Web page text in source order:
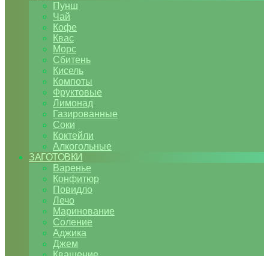
Пунш
Чай
Кофе
Квас
Морс
Сбитень
Кисель
Компоты
Фруктовые
Лимонад
Газированные
Соки
Коктейли
Алкогольные
ЗАГОТОВКИ
Варенье
Конфитюр
Повидло
Лечо
Маринование
Соление
Аджика
Джем